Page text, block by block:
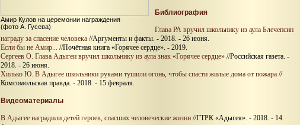
Амир Кулов на церемонии награждения
(фото А. Гусева)
Библиография
Глава РА вручил школьнику из аула Блечепсин
награду за спасение человека //Аргументы и факты. - 2018. - 26 июня.
Если бы не Амир... //Почётная книга «Горячее сердце». - 2019.
Сергеев О. Глава Адыгеи вручил школьнику из аула знак «Горячее сердце» //Российская газета. -
2018. - 26 июня.
Хилько Ю. В Адыгее школьники руками тушили огонь, чтобы спасти жилые дома от пожара //
Комсомольская правда. - 2018. - 15 февраля.
Видеоматериалы
В Адыгее наградили детей героев, спасших человеческие жизни //ГТРК «Адыгея». - 2018. - 14